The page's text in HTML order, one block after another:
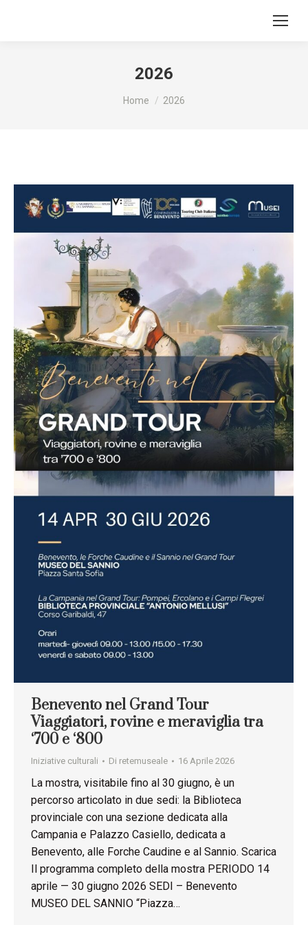
2026
Tu sei qui:
Home 2026
Benevento nel Grand Tour
Viaggiatori, rovine e meraviglia tra
‘700 e ‘800
Iniziative culturali Di retemuseale 16 Aprile 2026
La mostra, visitabile fino al 30 giugno, è un
percorso articolato in due sedi: la Biblioteca
provinciale con una sezione dedicata alla
Campania e Palazzo Casiello, dedicata a
Benevento, alle Forche Caudine e al Sannio. Scarica
Il programma completo della mostra PERIODO 14
aprile — 30 giugno 2026 SEDI – Benevento
MUSEO DEL SANNIO “Piazza…